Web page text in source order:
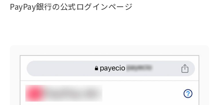
PayPay銀行の公式ログインページ